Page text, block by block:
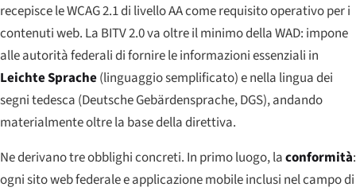
recepisce le WCAG 2.1 di livello AA come requisito operativo per i
contenuti web. La BITV 2.0 va oltre il minimo della WAD: impone
alle autorità federali di fornire le informazioni essenziali in
Leichte Sprache(linguaggio semplificato) e nella lingua dei
segni tedesca (Deutsche Gebärdensprache, DGS), andando
materialmente oltre la base della direttiva.
Ne derivano tre obblighi concreti. In primo luogo, laconformità:
ogni sito web federale e applicazione mobile inclusi nel campo di